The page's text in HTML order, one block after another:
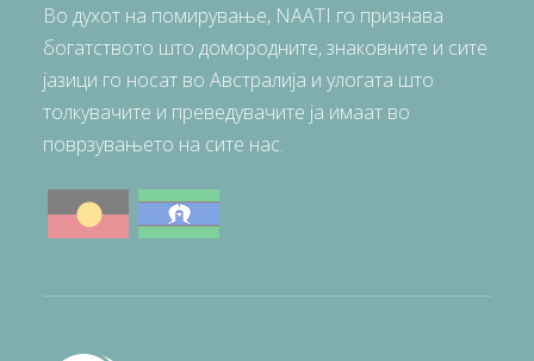
Во духот на помирување, NAATI го признава
богатството што домородните, знаковните и сите
јазици го носат во Австралија и улогата што
толкувачите и преведувачите ја имаат во
поврзувањето на сите нас.